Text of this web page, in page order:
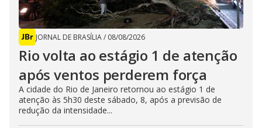
JORNAL DE BRASÍLIA/ 08/08/2026
Rio volta ao estágio 1 de atenção
após ventos perderem força
A cidade do Rio de Janeiro retornou ao estágio 1 de
atenção às 5h30 deste sábado, 8, após a previsão de
redução da intensidade...